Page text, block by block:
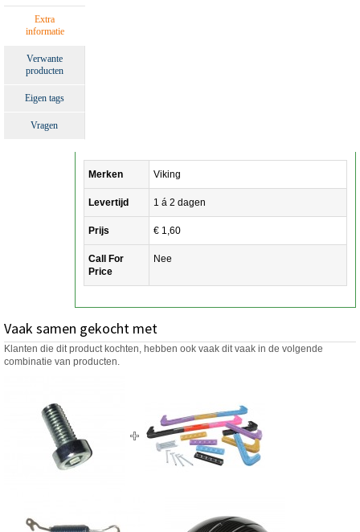
Extra
informatie
Verwante
producten
Eigen tags
Vragen
Merken Viking
Levertijd 1 á 2 dagen
Prijs € 1,60
Call For
Price
Nee
Vaak samen gekocht met
Klanten die dit product kochten, hebben ook vaak dit vaak in de volgende
combinatie van producten.